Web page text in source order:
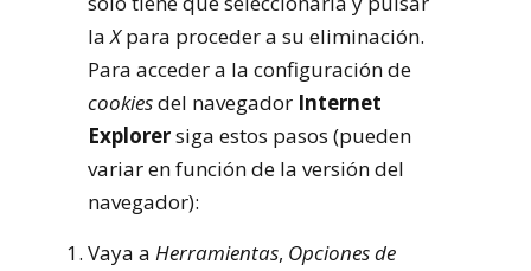
laXpara proceder a su eliminación.
Para acceder a la configuración de
cookiesdel navegador Internet
Explorersiga estos pasos (pueden
variar en función de la versión del
navegador):
Vaya a Herramientas, Opciones de